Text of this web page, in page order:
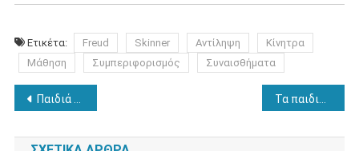
Ετικέτα: Freud Skinner Αντίληψη
Κίνητρα
Μάθηση
Συμπεριφορισμός Συναισθήματα
Πλοήγηση
άρθρων
Παιδιά με σύνδρομο Άσπεργκερ: τι προβλήματα αντιμετωπίζουν και πως μπορούμε να τα βοηθήσουμε